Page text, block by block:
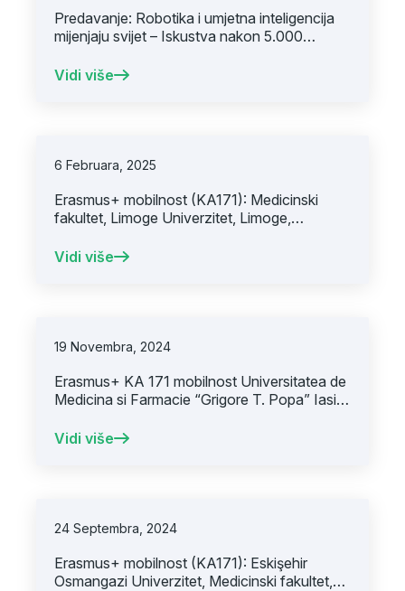
Predavanje: Robotika i umjetna inteligencija
mijenjaju svijet – Iskustva nakon 5.000
Vidi više
6 Februara, 2025
Erasmus+ mobilnost (KA171): Medicinski
fakultet, Limoge Univerzitet, Limoge,
Vidi više
19 Novembra, 2024
Erasmus+ KA 171 mobilnost Universitatea de
Medicina si Farmacie “Grigore T. Popa” Iasi,
Vidi više
24 Septembra, 2024
Erasmus+ mobilnost (KA171): Eskişehir
Osmangazi Univerzitet, Medicinski fakultet,